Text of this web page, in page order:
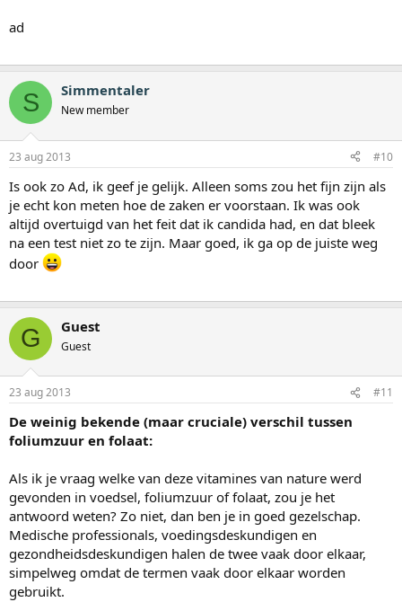
ad
S Simmentaler
New member
23 aug 2013 #10
Is ook zo Ad, ik geef je gelijk. Alleen soms zou het fijn zijn als
je echt kon meten hoe de zaken er voorstaan. Ik was ook
altijd overtuigd van het feit dat ik candida had, en dat bleek
na een test niet zo te zijn. Maar goed, ik ga op de juiste weg
door
G Guest
Guest
23 aug 2013 #11
De weinig bekende (maar cruciale) verschil tussen
foliumzuur en folaat:
Als ik je vraag welke van deze vitamines van nature werd
gevonden in voedsel, foliumzuur of folaat, zou je het
antwoord weten? Zo niet, dan ben je in goed gezelschap.
Medische professionals, voedingsdeskundigen en
gezondheidsdeskundigen halen de twee vaak door elkaar,
simpelweg omdat de termen vaak door elkaar worden
gebruikt.